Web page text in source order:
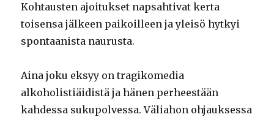
Kohtausten ajoitukset napsahtivat kerta
toisensa jälkeen paikoilleen ja yleisö hytkyi
spontaanista naurusta.
Aina joku eksyy on tragikomedia
alkoholistiäidistä ja hänen perheestään
kahdessa sukupolvessa. Väliahon ohjauksessa